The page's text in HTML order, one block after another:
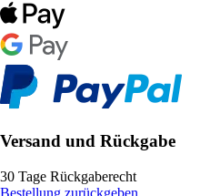
Versand und Rückgabe
30 Tage Rückgaberecht
Bestellung zurückgeben